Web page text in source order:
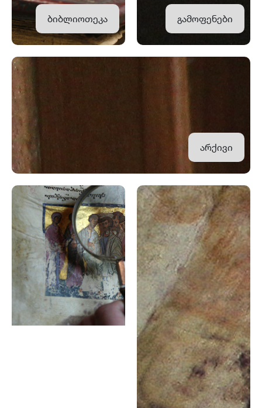
ბიბლიოთეკა გამოფენები
არქივი